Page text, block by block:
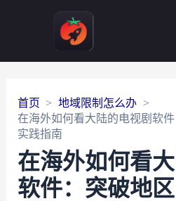
首页
地域限制怎么办
在海外如何看大陆的电视剧软
实践指南
在海外如何看
软件：突破地